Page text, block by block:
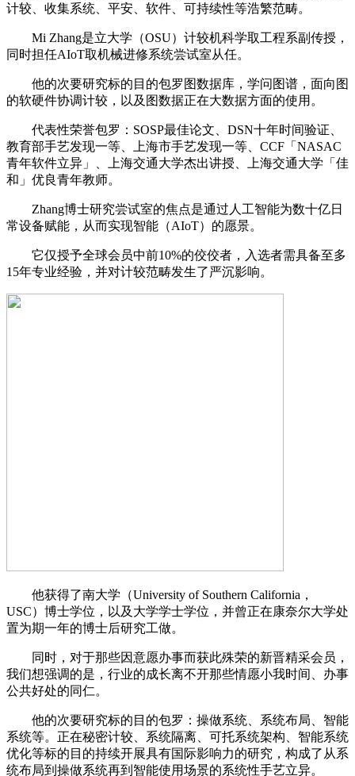
计较、收集系统、平安、软件、可持续性等浩繁范畴。
Mi Zhang是立大学（OSU）计较机科学取工程系副传授，
同时担任AIoT取机械进修系统尝试室从任。
他的次要研究标的目的包罗图数据库，学问图谱，面向图
的软硬件协调计较，以及图数据正在大数据方面的使用。
代表性荣誉包罗：SOSP最佳论文、DSN十年时间验证、
教育部手艺发现一等、上海市手艺发现一等、CCF「NASAC
青年软件立异」、上海交通大学杰出讲授、上海交通大学「佳
和」优良青年教师。
Zhang博士研究尝试室的焦点是通过人工智能为数十亿日
常设备赋能，从而实现智能（AIoT）的愿景。
它仅授予全球会员中前10%的佼佼者，入选者需具备至多
15年专业经验，并对计较范畴发生了严沉影响。
他获得了南大学（University of Southern California，
USC）博士学位，以及大学学士学位，并曾正在康奈尔大学处
置为期一年的博士后研究工做。
同时，对于那些因意愿办事而获此殊荣的新晋精采会员，
我们想强调的是，行业的成长离不开那些情愿小我时间、办事
公共好处的同仁。
他的次要研究标的目的包罗：操做系统、系统布局、智能
系统等。正在秘密计较、系统隔离、可托系统架构、智能系统
优化等标的目的持续开展具有国际影响力的研究，构成了从系
统布局到操做系统再到智能使用场景的系统性手艺立异。